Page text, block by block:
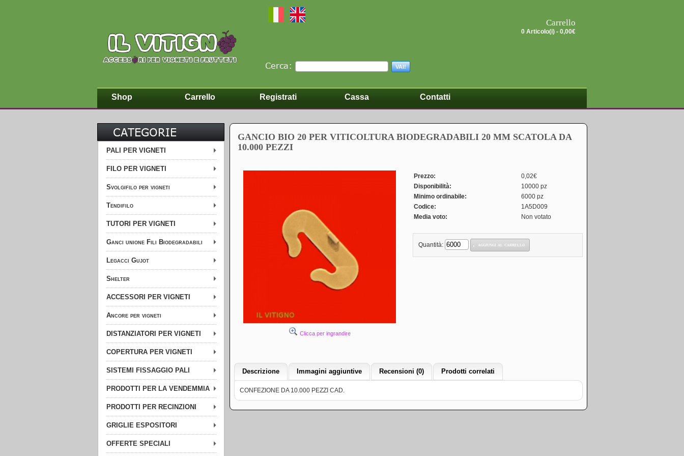
Cerca: VAI!
Carrello
0 Articolo(i) - 0,00€
Shop Carrello Registrati Cassa Contatti
CATEGORIE
PALI PER VIGNETI
FILO PER VIGNETI
Svolgifilo per vigneti
Tendifilo
TUTORI PER VIGNETI
Ganci unione Fili Biodegradabili
Legacci Gujot
Shelter
ACCESSORI PER VIGNETI
Ancore per vigneti
DISTANZIATORI PER VIGNETI
COPERTURA PER VIGNETI
SISTEMI FISSAGGIO PALI
PRODOTTI PER LA VENDEMMIA
PRODOTTI PER RECINZIONI
GRIGLIE ESPOSITORI
OFFERTE SPECIALI
GANCIO BIO 20 PER VITICOLTURA BIODEGRADABILI 20 MM SCATOLA DA
10.000 PEZZI
Clicca per ingrandire
Prezzo:
0,02€
Disponibilità:
10000 pz
Minimo ordinabile:
6000 pz
Codice:
1A5D009
Media voto:
Non votato
Quantità: aggiungi al carrello
Descrizione Immagini aggiuntive Recensioni (0) Prodotti correlati
CONFEZIONE DA 10.000 PEZZI CAD.